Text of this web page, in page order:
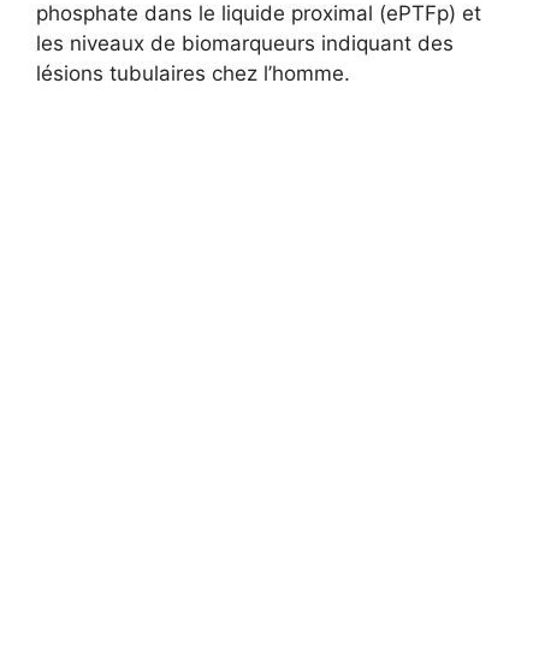
phosphate dans le liquide proximal (ePTFp) et
les niveaux de biomarqueurs indiquant des
lésions tubulaires chez l’homme.